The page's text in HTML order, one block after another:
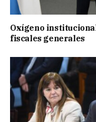
Oxígeno
fiscales generales